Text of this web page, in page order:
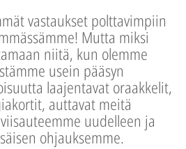
vastaukset polttavimpiin
Mutta miksi
niitä, kun olemme
usein pääsyn
laajentavat oraakkelit,
auttavat meitä
uudelleen ja
ohjauksemme.